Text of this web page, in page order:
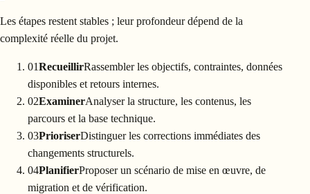
Les étapes restent stables ; leur profondeur dépend de la
complexité réelle du projet.
01RecueillirRassembler les objectifs, contraintes, données
disponibles et retours internes.
02ExaminerAnalyser la structure, les contenus, les
parcours et la base technique.
03PrioriserDistinguer les corrections immédiates des
changements structurels.
04PlanifierProposer un scénario de mise en œuvre, de
migration et de vérification.